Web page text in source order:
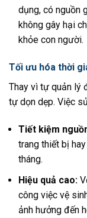
dụng, có nguồn
không gây hại
khỏe con người.
Tối ưu hóa thời
Thay vì tự quản lý
tự dọn dẹp. Việc
Tiết kiệm
trang thiết bị
tháng.
Hiệu quả cao:
công việc vệ
ảnh hưởng đến